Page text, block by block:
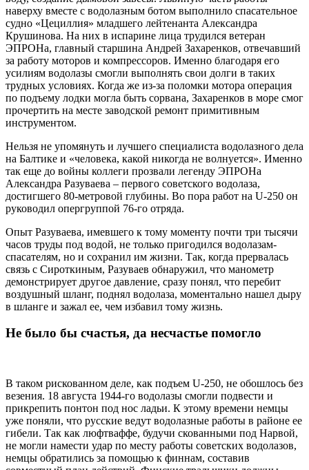
наверху вместе с водолазным ботом выполнило спасательное
судно «Цециллия» младшего лейтенанта Александра
Крушинова. На них в испарине лица трудился ветеран
ЭПРОНа, главный старшина Андрей Захаренков, отвечавший
за работу моторов и компрессоров. Именно благодаря его
усилиям водолазы смогли выполнять свои долги в таких
трудных условиях. Когда же из-за поломки мотора операция
по подъему лодки могла быть сорвана, Захаренков в море смог
прочертить на месте заводской ремонт примитивным
инструментом.
Нельзя не упомянуть и лучшего специалиста водолазного дела
на Балтике и «человека, какой никогда не волнуется». Именно
так еще до войны коллеги прозвали легенду ЭПРОНа
Александра Разуваева – первого советского водолаза,
достигшего 80-метровой глубины. Во пора работ на U-250 он
руководил опергруппой 76-го отряда.
Опыт Разуваева, имевшего к тому моменту почти три тысячи
часов труды под водой, не только пригодился водолазам-
спасателям, но и сохранил им жизни. Так, когда прервалась
связь с Сироткиным, Разуваев обнаружил, что манометр
демонстрирует другое давление, сразу понял, что перебит
воздушный шланг, поднял водолаза, моментально нашел дыру
в шланге и зажал ее, чем избавил тому жизнь.
Не было бы счастья, да несчастье помогло
В таком рискованном деле, как подъем U-250, не обошлось без
везения. 18 августа 1944-го водолазы смогли подвести и
прикрепить понтон под нос ладьи. К этому времени немцы
уже поняли, что русские ведут водолазные работы в районе ее
гибели. Так как люфтваффе, будучи скованными под Нарвой,
не могли намести удар по месту работы советских водолазов,
немцы обратились за помощью к финнам, составив